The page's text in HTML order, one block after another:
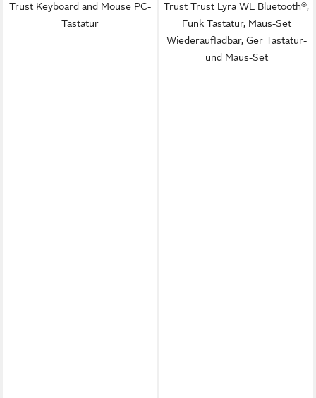
Trust Keyboard and Mouse PC-
Tastatur
Trust Trust Lyra WL Bluetooth®,
Funk Tastatur, Maus-Set
Wiederaufladbar, Ger Tastatur-
und Maus-Set